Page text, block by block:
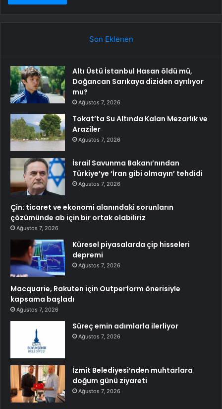
Son Eklenen
Altı Üstü İstanbul Hasan öldü mü,
Doğancan Sarıkaya diziden ayrılıyor
mu?
Ağustos 7, 2026
Tokat’ta Su Altında Kalan Mezarlık ve
Araziler
Ağustos 7, 2026
İsrail Savunma Bakanı’nından
Türkiye’ye ‘İran gibi olmayın’ tehdidi
Ağustos 7, 2026
Çin: ticaret ve ekonomi alanındaki sorunların
çözümünde ab için bir ortak olabiliriz
Ağustos 7, 2026
Küresel piyasalarda çip hisseleri
depremi
Ağustos 7, 2026
Macquarie, Rakuten için Outperform önerisiyle
kapsama başladı
Ağustos 7, 2026
Süreç emin adımlarla ilerliyor
Ağustos 7, 2026
İzmit Belediyesi’nden muhtarlara
doğum günü ziyareti
Ağustos 7, 2026